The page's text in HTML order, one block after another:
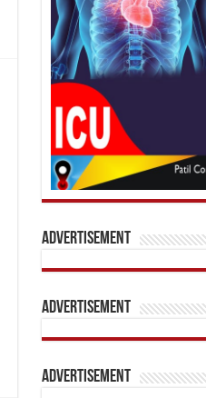
Advertisement
Advertisement
Advertisement